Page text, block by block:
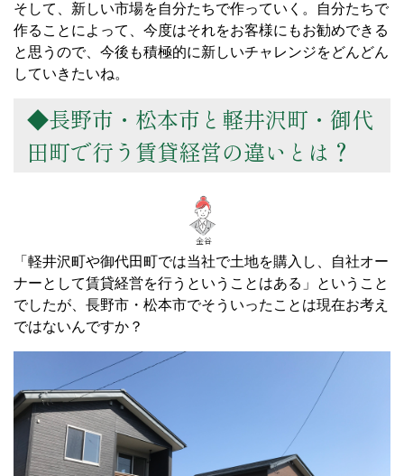
そして、新しい市場を自分たちで作っていく。自分たちで
作ることによって、今度はそれをお客様にもお勧めできる
と思うので、今後も積極的に新しいチャレンジをどんどん
していきたいね。
◆長野市・松本市と軽井沢町・御代
田町で行う賃貸経営の違いとは？
「軽井沢町や御代田町では当社で土地を購入し、自社オー
ナーとして賃貸経営を行うということはある」ということ
でしたが、長野市・松本市でそういったことは現在お考え
ではないんですか？